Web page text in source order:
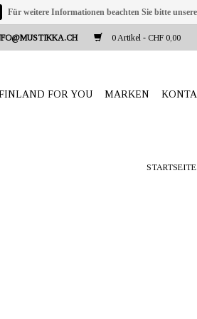
0 Artikel - CHF 0,00
FOR YOU MARKEN
STARTSEITE
Für weitere Informationen beachten Sie bitte